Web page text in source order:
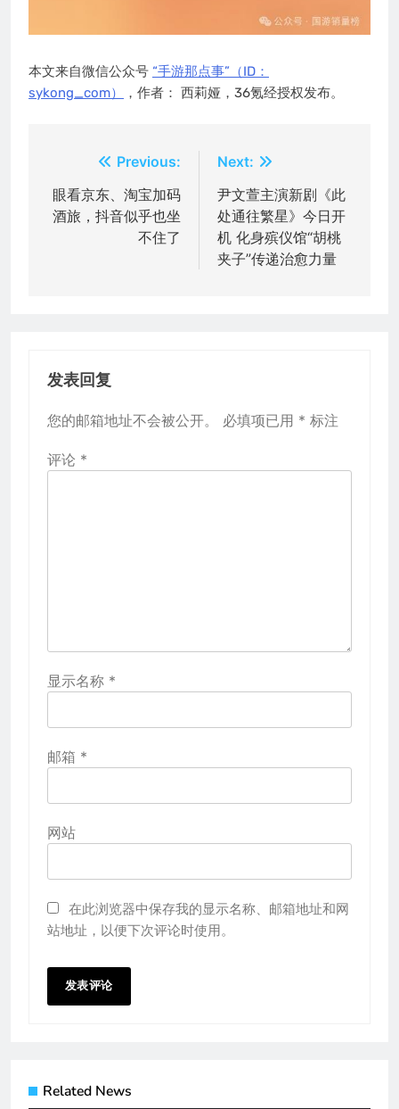
本文来自微信公众号 “手游那点事”（ID：
sykong_com）
，作者： 西莉娅，36氪经授权发布。
章
导
Previous:
眼看京东、淘宝加码
酒旅，抖音似乎也坐
不住了
Next:
尹文萱主演新剧《此
处通往繁星》今日开
机 化身殡仪馆“胡桃
夹子”传递治愈力量
发表回复
您的邮箱地址不会被公开。 必填项已用 * 标注
评论 *
显示名称 *
邮箱 *
网站
在此浏览器中保存我的显示名称、邮箱地址和网
站地址，以便下次评论时使用。
Related News